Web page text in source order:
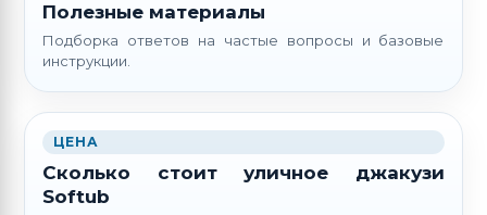
Полезные материалы
Подборка ответов на частые вопросы и базовые
инструкции.
ЦЕНА
Сколько стоит уличное джакузи
Softub